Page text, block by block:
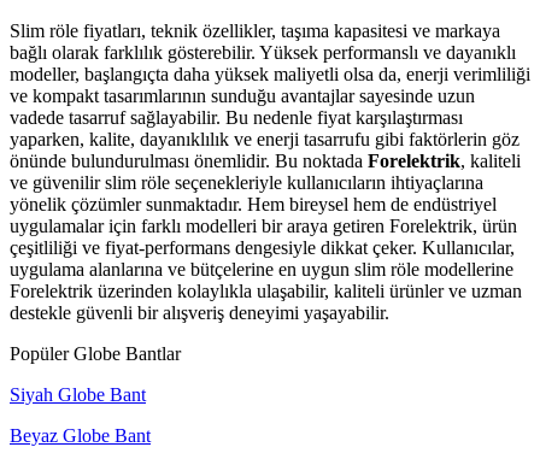
Slim röle fiyatları, teknik özellikler, taşıma kapasitesi ve markaya
bağlı olarak farklılık gösterebilir. Yüksek performanslı ve dayanıklı
modeller, başlangıçta daha yüksek maliyetli olsa da, enerji verimliliği
ve kompakt tasarımlarının sunduğu avantajlar sayesinde uzun
vadede tasarruf sağlayabilir. Bu nedenle fiyat karşılaştırması
yaparken, kalite, dayanıklılık ve enerji tasarrufu gibi faktörlerin göz
önünde bulundurulması önemlidir. Bu noktada Forelektrik, kaliteli
ve güvenilir slim röle seçenekleriyle kullanıcıların ihtiyaçlarına
yönelik çözümler sunmaktadır. Hem bireysel hem de endüstriyel
uygulamalar için farklı modelleri bir araya getiren Forelektrik, ürün
çeşitliliği ve fiyat-performans dengesiyle dikkat çeker. Kullanıcılar,
uygulama alanlarına ve bütçelerine en uygun slim röle modellerine
Forelektrik üzerinden kolaylıkla ulaşabilir, kaliteli ürünler ve uzman
destekle güvenli bir alışveriş deneyimi yaşayabilir.
Popüler Globe Bantlar
Siyah Globe Bant
Beyaz Globe Bant